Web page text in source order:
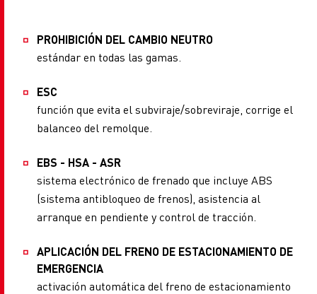
PROHIBICIÓN DEL CAMBIO NEUTRO
estándar en todas las gamas.
ESC
función que evita el subviraje/sobreviraje, corrige el
balanceo del remolque.
EBS - HSA - ASR
sistema electrónico de frenado que incluye ABS
(sistema antibloqueo de frenos), asistencia al
arranque en pendiente y control de tracción.
APLICACIÓN DEL FRENO DE ESTACIONAMIENTO DE
EMERGENCIA
activación automática del freno de estacionamiento